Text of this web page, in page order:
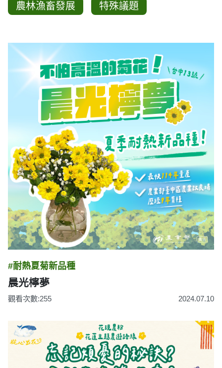
農林漁畜發展 特殊議題
圖卡列表
#耐熱夏菊新品種
晨光檸夢
觀看次數:255 2024.07.10